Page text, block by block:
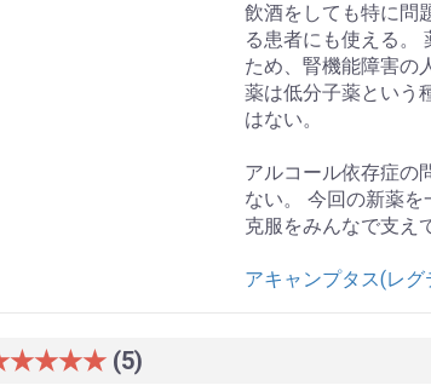
飲酒をしても特に問
る患者にも使える。
ため、腎機能障害の
薬は低分子薬という
はない。
アルコール依存症の
ない。 今回の新薬
克服をみんなで支え
アキャンプタス(レ
(5)